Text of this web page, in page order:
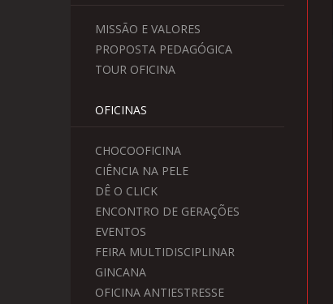
MISSÃO E VALORES
PROPOSTA PEDAGÓGICA
TOUR OFICINA
OFICINAS
CHOCOOFICINA
CIÊNCIA NA PELE
DÊ O CLICK
ENCONTRO DE GERAÇÕES
EVENTOS
FEIRA MULTIDISCIPLINAR
GINCANA
OFICINA ANTIESTRESSE